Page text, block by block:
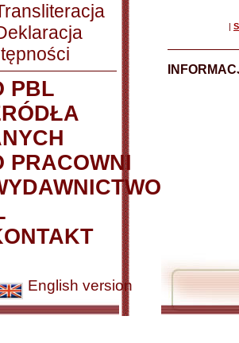
PBL
PRACOWNI
English version
|